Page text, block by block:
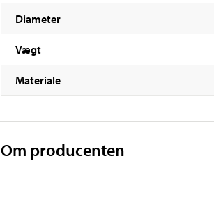
Diameter
Vægt
Materiale
Om producenten